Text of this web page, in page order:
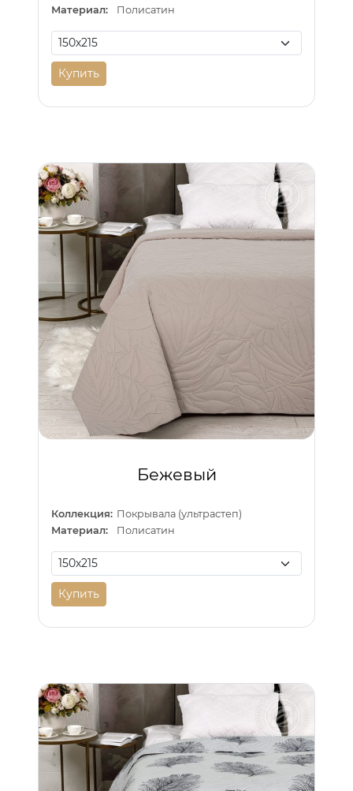
Материал:
Полисатин
Купить
Бежевый
Коллекция: Покрывала (ультрастеп)
Материал:
Полисатин
Купить